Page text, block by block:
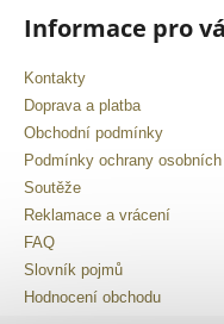
D
o
p
o
r
u
č
u
j
e
m
e
Informace pro
Kontakty
Doprava a platba
Obchodní podmínky
Podmínky ochrany
Soutěže
Reklamace a vrácení
FAQ
Slovník pojmů
Hodnocení obchodu